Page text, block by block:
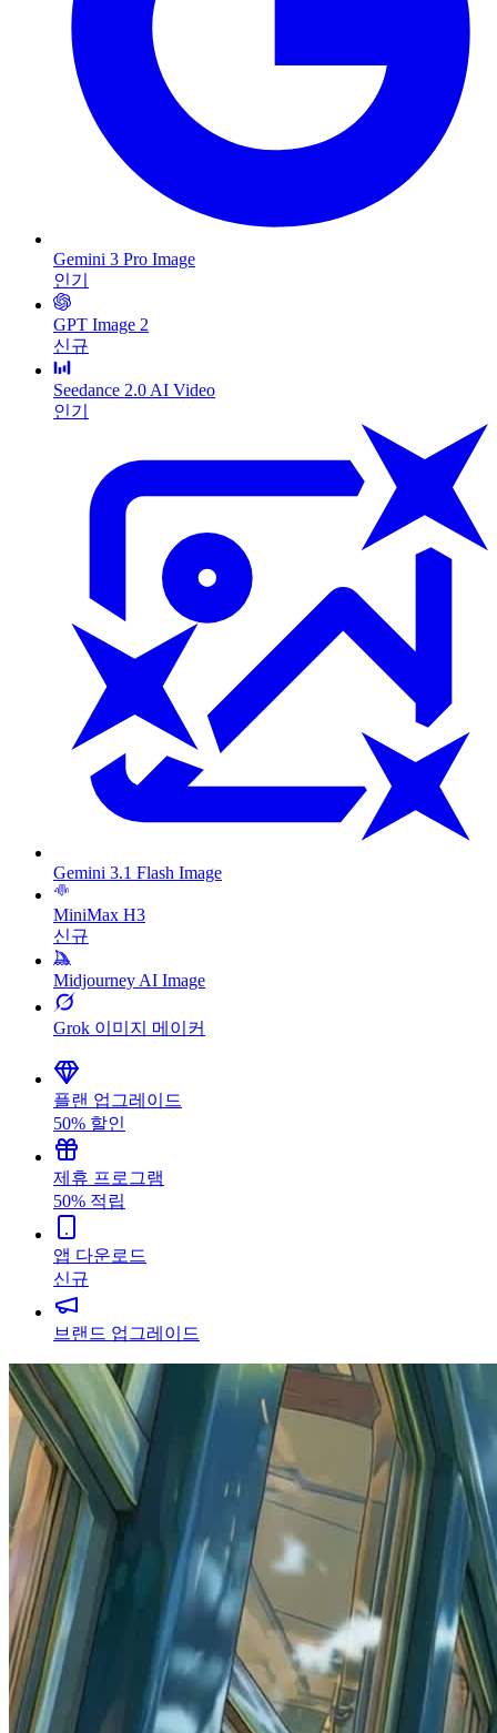
Gemini 3 Pro Image
인기
GPT Image 2
신규
Seedance 2.0 AI Video
인기
Gemini 3.1 Flash Image
MiniMax H3
신규
Midjourney AI Image
Grok 이미지 메이커
플랜 업그레이드
50% 할인
제휴 프로그램
50% 적립
앱 다운로드
신규
브랜드 업그레이드